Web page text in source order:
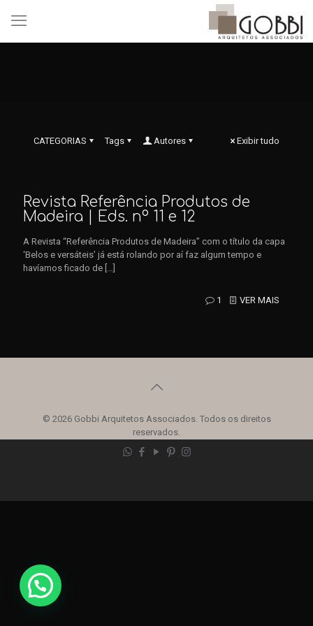
CATEGORIAS Tags Autores Exibir tudo
Revista Referência Produtos de
Madeira | Eds. nº 11 e 12
A Revista “Referência Produtos de Madeira” com o título da capa
‘Belos e versáteis’ já está rolando por aí faz algum tempo e
havíamos ficado de […]
1 VER MAIS
© 2026 Gobbi Arquitetos Associados. Todos os direitos
reservados.